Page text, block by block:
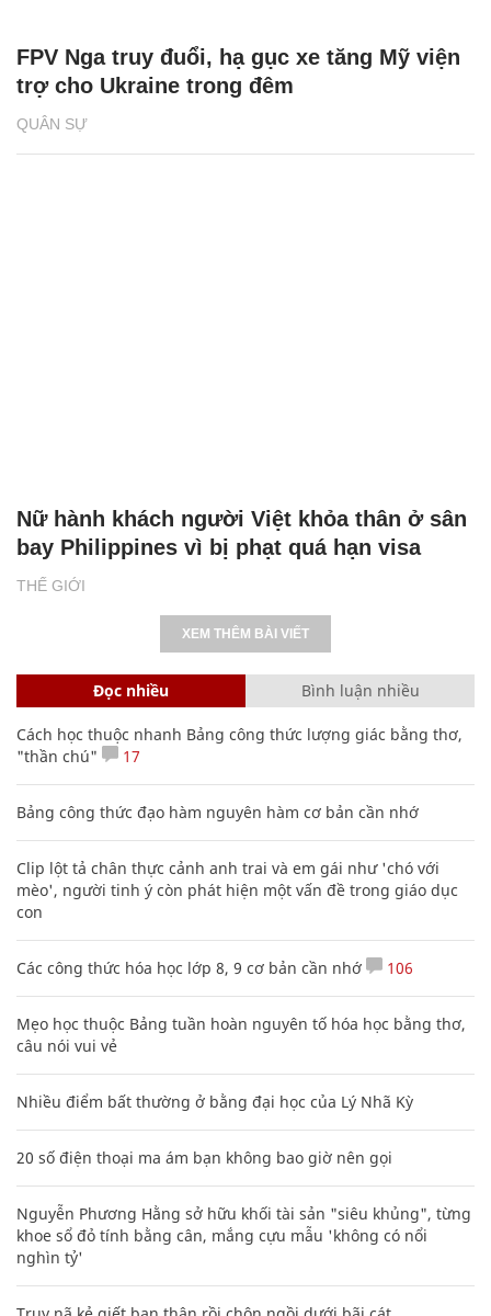
QUÂN SỰ
FPV Nga truy đuổi, hạ gục xe tăng Mỹ viện
trợ cho Ukraine trong đêm
THẾ GIỚI
Nữ hành khách người Việt khỏa thân ở sân
bay Philippines vì bị phạt quá hạn visa
XEM THÊM BÀI VIẾT
Đọc nhiều Bình luận nhiều
Cách học thuộc nhanh Bảng công thức lượng giác bằng thơ,
"thần chú"
17
Bảng công thức đạo hàm nguyên hàm cơ bản cần nhớ
Clip lột tả chân thực cảnh anh trai và em gái như 'chó với
mèo', người tinh ý còn phát hiện một vấn đề trong giáo dục
con
Các công thức hóa học lớp 8, 9 cơ bản cần nhớ 106
Mẹo học thuộc Bảng tuần hoàn nguyên tố hóa học bằng thơ,
câu nói vui vẻ
Nhiều điểm bất thường ở bằng đại học của Lý Nhã Kỳ
20 số điện thoại ma ám bạn không bao giờ nên gọi
Nguyễn Phương Hằng sở hữu khối tài sản "siêu khủng", từng
khoe sổ đỏ tính bằng cân, mắng cựu mẫu 'không có nổi
nghìn tỷ'